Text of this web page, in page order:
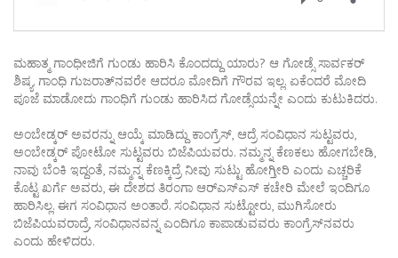
ಮಹಾತ್ಮ ಗಾಂಧೀಜಿಗೆ ಗುಂಡು ಹಾರಿಸಿ ಕೊಂದದ್ದು ಯಾರು? ಆ ಗೋಡ್ಸೆ ಸಾರ್ವಕರ್‌
ಶಿಷ್ಯ. ಗಾಂಧಿ ಗುಜರಾತ್‌ನವರೇ ಆದರೂ ಮೋದಿಗೆ ಗೌರವ ಇಲ್ಲ. ಏಕೆಂದರೆ ಮೋದಿ
ಪೂಜೆ ಮಾಡೋದು ಗಾಂಧಿಗೆ ಗುಂಡು ಹಾರಿಸಿದ ಗೋಡ್ಸೆಯನ್ನೇ ಎಂದು ಕುಟುಕಿದರು.
ಅಂಬೇಡ್ಕರ್ ಅವರನ್ನು ಆಯ್ಕೆ ಮಾಡಿದ್ದು ಕಾಂಗ್ರೆಸ್, ಆದ್ರೆ ಸಂವಿಧಾನ ಸುಟ್ಟವರು,
ಅಂಬೇಡ್ಕರ್ ಪೋಟೋ ಸುಟ್ಟವರು ಬಿಜೆಪಿಯವರು. ನಮ್ಮನ್ನ ಕೆಣಕಲು ಹೋಗಬೇಡಿ,
ನಾವು ಬೆಂಕಿ ಇದ್ದಂತೆ, ನಮ್ಮನ್ನ ಕೆಣಕ್ಕಿದ್ರೆ ನೀವು ಸುಟ್ಟು ಹೋಗ್ತೀರಿ ಎಂದು ಎಚ್ಚರಿಕೆ
ಕೊಟ್ಟ ಖರ್ಗೆ ಅವರು, ಈ ದೇಶದ ತಿರಂಗಾ ಆರ್‌ಎಸ್‌ಎಸ್‌ ಕಚೇರಿ ಮೇಲೆ ಇಂದಿಗೂ
ಹಾರಿಸಿಲ್ಲ. ಈಗ ಸಂವಿಧಾನ ಅಂತಾರೆ. ಸಂವಿಧಾನ ಸುಟ್ಟೋರು, ಮುಗಿಸೋರು
ಬಿಜೆಪಿಯವರಾದ್ರೆ, ಸಂವಿಧಾನವನ್ನ ಎಂದಿಗೂ ಕಾಪಾಡುವವರು ಕಾಂಗ್ರೆಸ್‌ನವರು
ಎಂದು ಹೇಳಿದರು.